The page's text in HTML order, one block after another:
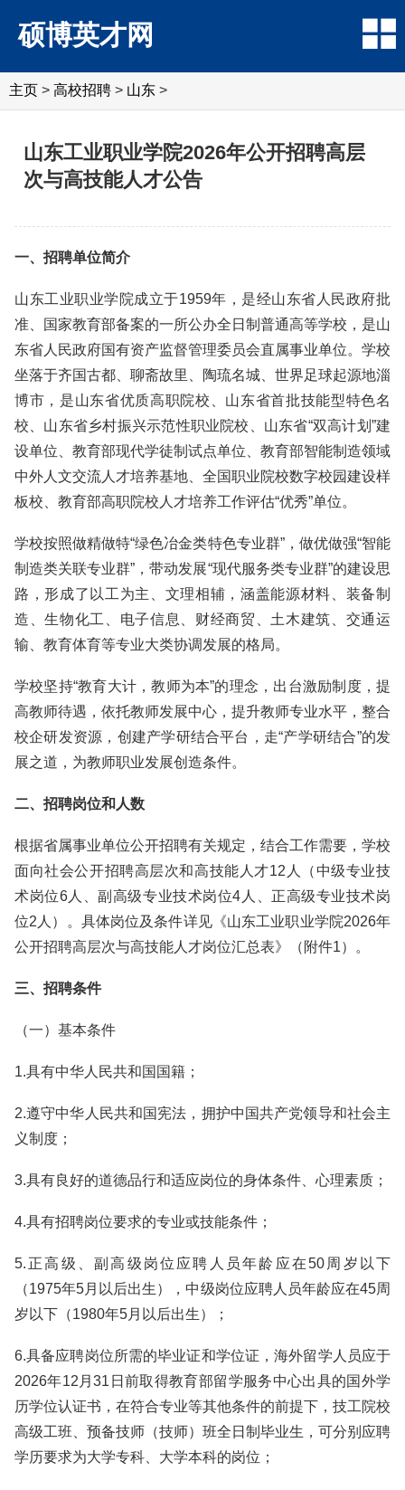
硕博英才网
主页 > 高校招聘 > 山东 >
山东工业职业学院2026年公开招聘高层
次与高技能人才公告
一、招聘单位简介
山东工业职业学院成立于1959年，是经山东省人民政府批
准、国家教育部备案的一所公办全日制普通高等学校，是山
东省人民政府国有资产监督管理委员会直属事业单位。学校
坐落于齐国古都、聊斋故里、陶琉名城、世界足球起源地淄
博市，是山东省优质高职院校、山东省首批技能型特色名
校、山东省乡村振兴示范性职业院校、山东省“双高计划”建
设单位、教育部现代学徒制试点单位、教育部智能制造领域
中外人文交流人才培养基地、全国职业院校数字校园建设样
板校、教育部高职院校人才培养工作评估“优秀”单位。
学校按照做精做特“绿色冶金类特色专业群”，做优做强“智能
制造类关联专业群”，带动发展“现代服务类专业群”的建设思
路，形成了以工为主、文理相辅，涵盖能源材料、装备制
造、生物化工、电子信息、财经商贸、土木建筑、交通运
输、教育体育等专业大类协调发展的格局。
学校坚持“教育大计，教师为本”的理念，出台激励制度，提
高教师待遇，依托教师发展中心，提升教师专业水平，整合
校企研发资源，创建产学研结合平台，走“产学研结合”的发
展之道，为教师职业发展创造条件。
二、招聘岗位和人数
根据省属事业单位公开招聘有关规定，结合工作需要，学校
面向社会公开招聘高层次和高技能人才12人（中级专业技
术岗位6人、副高级专业技术岗位4人、正高级专业技术岗
位2人）。具体岗位及条件详见《山东工业职业学院2026年
公开招聘高层次与高技能人才岗位汇总表》（附件1）。
三、招聘条件
（一）基本条件
1.具有中华人民共和国国籍；
2.遵守中华人民共和国宪法，拥护中国共产党领导和社会主
义制度；
3.具有良好的道德品行和适应岗位的身体条件、心理素质；
4.具有招聘岗位要求的专业或技能条件；
5.正高级、副高级岗位应聘人员年龄应在50周岁以下
（1975年5月以后出生），中级岗位应聘人员年龄应在45周
岁以下（1980年5月以后出生）；
6.具备应聘岗位所需的毕业证和学位证，海外留学人员应于
2026年12月31日前取得教育部留学服务中心出具的国外学
历学位认证书，在符合专业等其他条件的前提下，技工院校
高级工班、预备技师（技师）班全日制毕业生，可分别应聘
学历要求为大学专科、大学本科的岗位；